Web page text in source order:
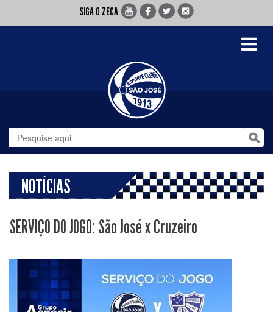
SIGA O ZECA
Toggle
NOTÍCIAS
SERVIÇO DO JOGO: São José x Cruzeiro